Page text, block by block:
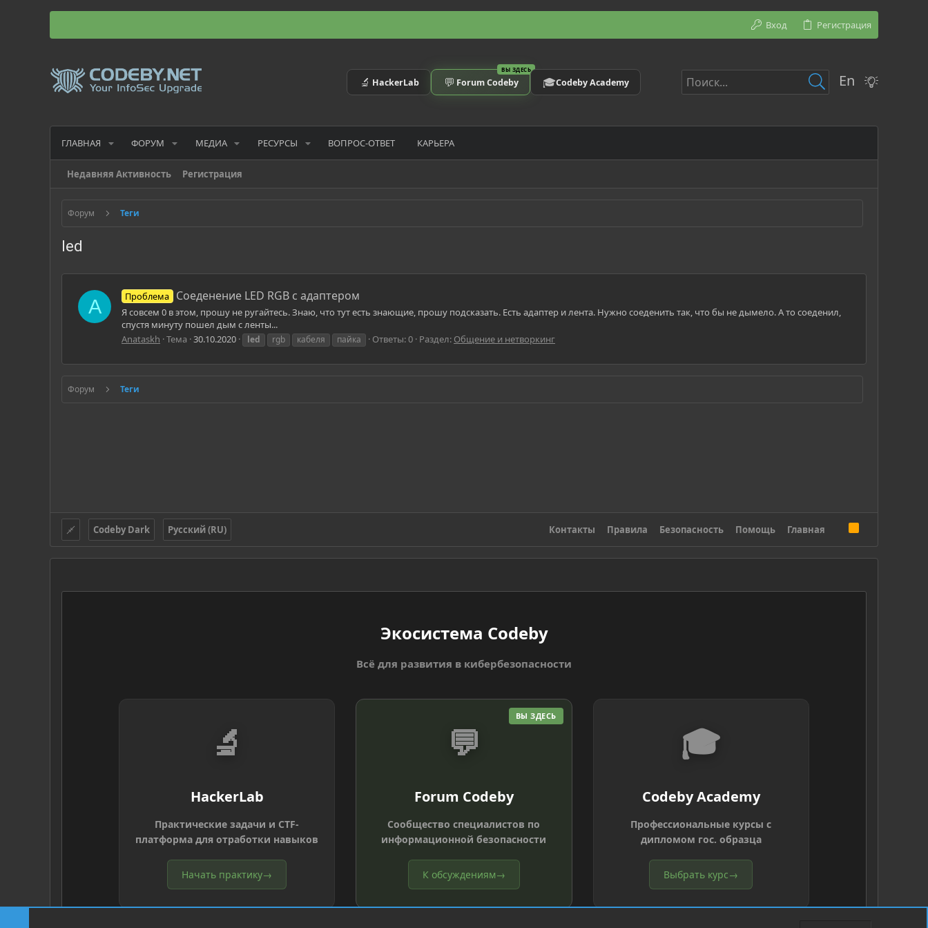
Вход Регистрация
🔬 HackerLab
ВЫ ЗДЕСЬ
💬 Forum Codeby 🎓Codeby Academy En
ГЛАВНАЯ ФОРУМ МЕДИА РЕСУРСЫ ВОПРОС-ОТВЕТ КАРЬЕРА
Недавняя Активность Регистрация
Форум Теги
led
A Проблема Соеденение LED RGB с адаптером
Я совсем 0 в этом, прошу не ругайтесь. Знаю, что тут есть знающие, прошу подсказать. Есть адаптер и лента. Нужно соеденить так, что бы не дымело. А то соеденил,
спустя минуту пошел дым с ленты...
Anataskh Тема 30.10.2020 led rgb кабеля пайка Ответы: 0 Раздел: Общение и нетворкинг
Форум Теги
Codeby Dark Русский (RU) Контакты Правила Безопасность Помощь Главная
S
Экосистема Codeby
Всё для развития в кибербезопасности
🔬
HackerLab
Практические задачи и CTF-
платформа для отработки навыков
Начать практику→
ВЫ ЗДЕСЬ
💬
Forum Codeby
Сообщество специалистов по
информационной безопасности
К обсуждениям→
🎓
Codeby Academy
Профессиональные курсы с
дипломом гос. образца
Выбрать курс→